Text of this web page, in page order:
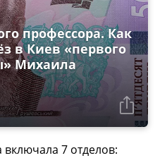
профессора. Как
в Киев «первого
Михаила
7 отделов: